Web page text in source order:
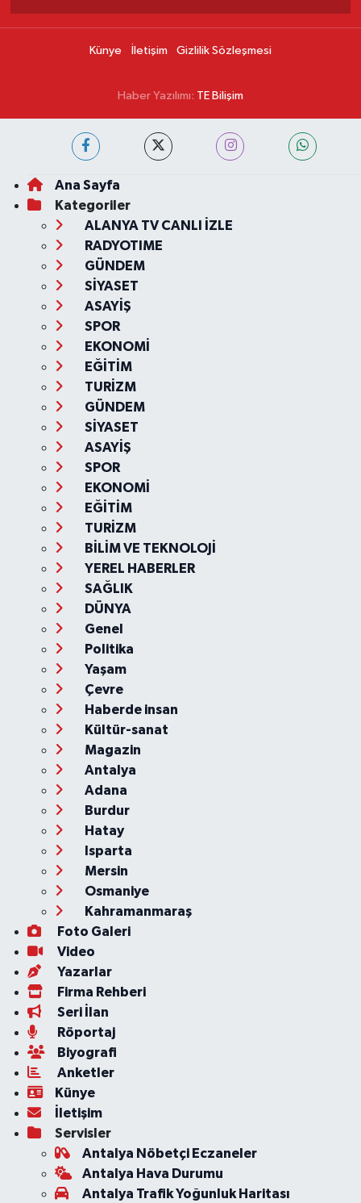
Künye İletişim Gizlilik Sözleşmesi
Haber Yazılımı: TE Bilişim
Ana Sayfa
Kategoriler
ALANYA TV CANLI İZLE
RADYOTIME
GÜNDEM
SİYASET
ASAYİŞ
SPOR
EKONOMİ
EĞİTİM
TURİZM
GÜNDEM
SİYASET
ASAYİŞ
SPOR
EKONOMİ
EĞİTİM
TURİZM
BİLİM VE TEKNOLOJİ
YEREL HABERLER
SAĞLIK
DÜNYA
Genel
Politika
Yaşam
Çevre
Haberde insan
Kültür-sanat
Magazin
Antalya
Adana
Burdur
Hatay
Isparta
Mersin
Osmaniye
Kahramanmaraş
Foto Galeri
Video
Yazarlar
Firma Rehberi
Seri İlan
Röportaj
Biyografi
Anketler
Künye
İletişim
Servisler
Antalya Nöbetçi Eczaneler
Antalya Hava Durumu
Antalya Trafik Yoğunluk Haritası